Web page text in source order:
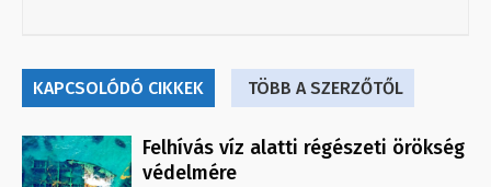
KAPCSOLÓDÓ CIKKEK TÖBB A SZERZŐTŐL
Felhívás víz alatti régészeti örökség
védelmére